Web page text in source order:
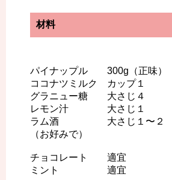
材料
パイナップル 300g（正味）
ココナツミルク カップ１
グラニュー糖 大さじ４
レモン汁 大さじ１
ラム酒 大さじ１〜２
（お好みで）
チョコレート 適宜
ミント 適宜